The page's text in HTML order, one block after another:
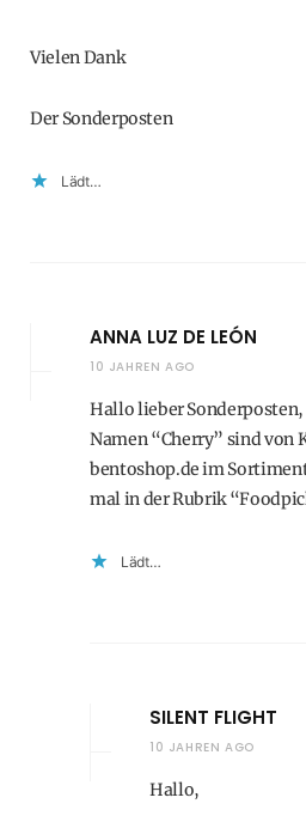
Vielen Dank
Der Sonderposten
Lädt…
ANNA LUZ DE LEÓN
10 JAHREN AGO
Hallo lieber
Namen “Cherry” sind von
bentoshop.de im
mal in der Rubrik
Lädt…
SILENT FLIGHT
10 JAHREN AGO
Hallo,